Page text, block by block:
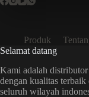
Produk
Selamat datang
Kami adalah
dengan kualitas
seluruh wilayah